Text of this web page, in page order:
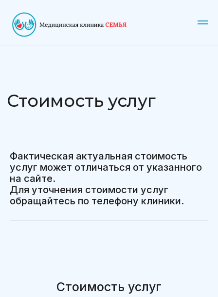
Фактическая актуальная стоимость
услуг может отличаться от указанного
на сайте.
Для уточнения стоимости услуг
обращайтесь по телефону клиники.
Стоимость услуг